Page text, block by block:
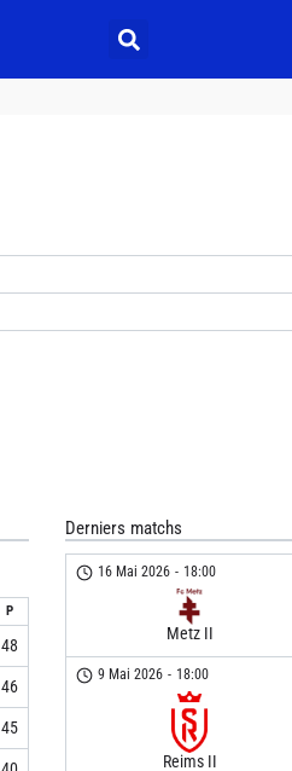
P
48
46
45
Derniers matchs
16 Mai 2026 - 18:00
Metz II
9 Mai 2026 - 18:00
Reims II